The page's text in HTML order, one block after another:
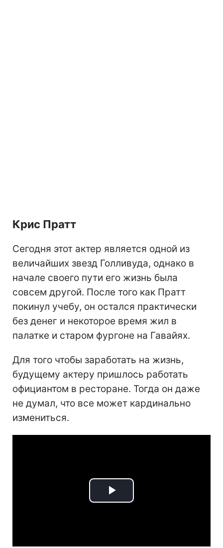
Крис Пратт
Сегодня этот актер является одной из
величайших звезд Голливуда, однако в
начале своего пути его жизнь была
совсем другой. После того как Пратт
покинул учебу, он остался практически
без денег и некоторое время жил в
палатке и старом фургоне на Гавайях.
Для того чтобы заработать на жизнь,
будущему актеру пришлось работать
официантом в ресторане. Тогда он даже
не думал, что все может кардинально
измениться.
Play